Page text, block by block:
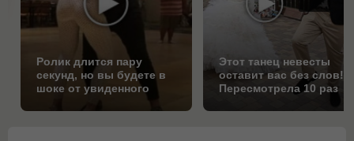
Ролик длится пару
секунд, но вы будете в
шоке от увиденного
Этот танец невесты
оставит вас без слов!
Пересмотрела 10 раз